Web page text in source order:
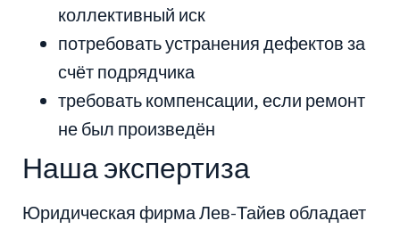
коллективный иск
потребовать устранения дефектов за
счёт подрядчика
требовать компенсации, если ремонт
не был произведён
Наша экспертиза
Юридическая фирма Лев-Тайев обладает